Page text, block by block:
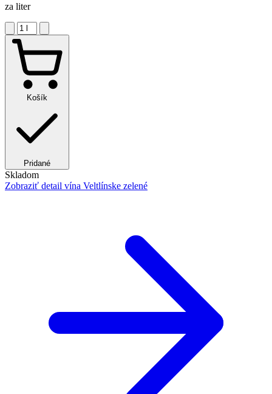
za liter
Košík
Pridané
Skladom
Zobraziť detail vína Veltlínske zelené